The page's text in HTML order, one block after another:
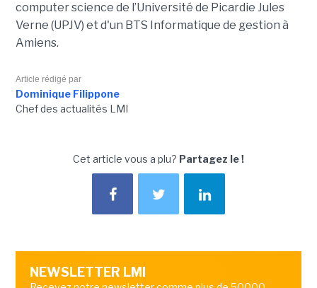
computer science de l’Université de Picardie Jules
Verne (UPJV) et d'un BTS Informatique de gestion à
Amiens.
Article rédigé par
Dominique Filippone
Chef des actualités LMI
Cet article vous a plu? Partagez le !
NEWSLETTER LMI